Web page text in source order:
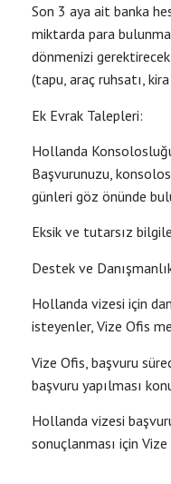
Son 3 aya ait banka
miktarda para
dönmenizi
(tapu, araç ruhsatı,
Ek Evrak Talepleri:
Hollanda
Başvurunuzu,
günleri göz önünde
Eksik ve tutarsız
Destek ve
Hollanda vizesi için
isteyenler, Vize Ofis
Vize Ofis, başvuru
başvuru yapılması
Hollanda vizesi
sonuçlanması için